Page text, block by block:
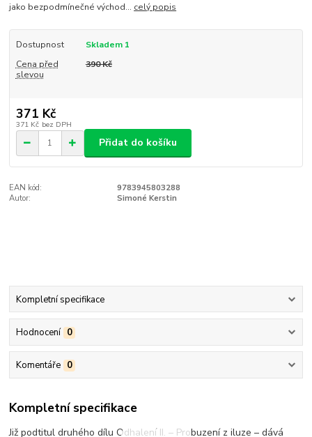
jako bezpodmínečné východ... celý popis
Dostupnost
Skladem 1
Cena před
slevou
390 Kč
371 Kč
371 Kč bez DPH
Přidat do košíku
EAN kód:
9783945803288
Autor:
Simoné Kerstin
Kompletní specifikace
Hodnocení 0
Komentáře 0
Kompletní specifikace
Již podtitul druhého dílu Odhalení II. – Probuzení z iluze – dává